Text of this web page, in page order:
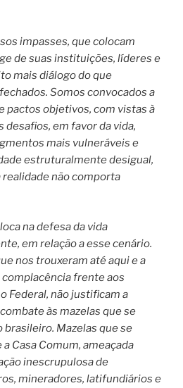
impasses, que colocam
de suas instituições, líderes e
mais diálogo do que
Somos convocados a
pactos objetivos, com vistas à
desafios, em favor da vida,
mais vulneráveis e
estruturalmente desigual,
não comporta
na defesa da vida
em relação a esse cenário.
nos trouxeram até aqui e a
frente aos
Federal, não justificam a
às mazelas que se
brasileiro. Mazelas que se
Casa Comum, ameaçada
inescrupulosa de
mineradores, latifundiários e